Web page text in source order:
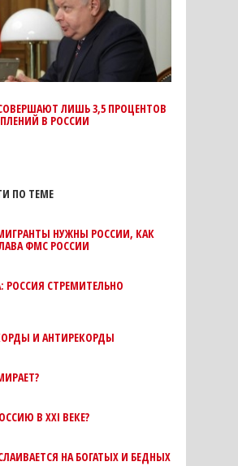
ЛИШЬ 3,5 ПРОЦЕНТОВ
В РОССИИ
ПО ТЕМЕ
НУЖНЫ РОССИИ, КАК
ФМС РОССИИ
РОССИЯ СТРЕМИТЕЛЬНО
И АНТИРЕКОРДЫ
В XXI ВЕКЕ?
НА БОГАТЫХ И БЕДНЫХ